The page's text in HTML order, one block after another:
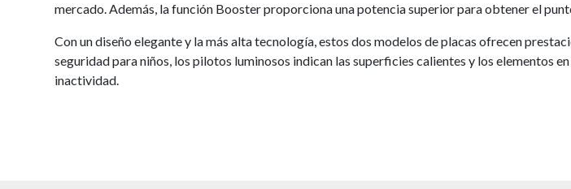
mercado. Además, la función Booster proporciona una potencia superior para obtener el
Con un diseño elegante y la más alta tecnología, estos dos modelos de placas ofrecen
seguridad para niños, los pilotos luminosos indican las superficies calientes y los elementos
inactividad.